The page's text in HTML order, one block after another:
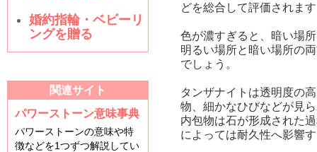
婚約指輪・ベビーリ
ングを贈る
関連サイト
パワーストーン意味事典
パワーストーンの意味や特
徴などを1つずつ解説してい
どを総合して評価されま
色が濃すぎると、暗い場
明るい場所と暗い場所の
でしょう。
タンザナイトは透明度の
物、細かなひびなどが見
内包物は石が形成された
によっては耐久性へ影響